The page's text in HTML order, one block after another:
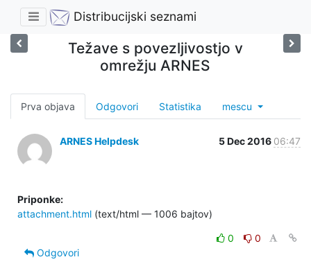
Distribucijski seznami
Težave s povezljivostjo v
omrežju ARNES
Prva objava Odgovori Statistika mescu
ARNES Helpdesk 5 Dec 2016 06:47
Priponke:
attachment.html (text/html — 1006 bajtov)
0
0
Odgovori